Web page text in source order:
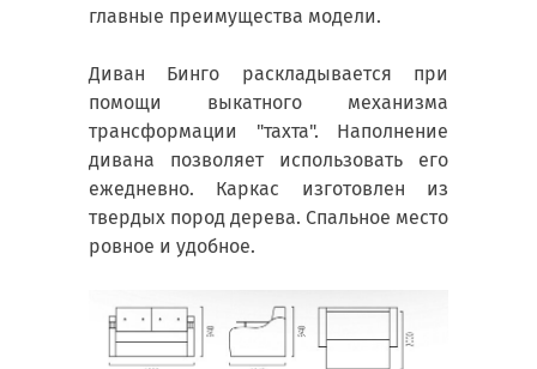
главные преимущества модели.
Диван Бинго раскладывается при
помощи выкатного механизма
трансформации "тахта". Наполнение
дивана позволяет использовать его
ежедневно. Каркас изготовлен из
твердых пород дерева. Спальное место
ровное и удобное.